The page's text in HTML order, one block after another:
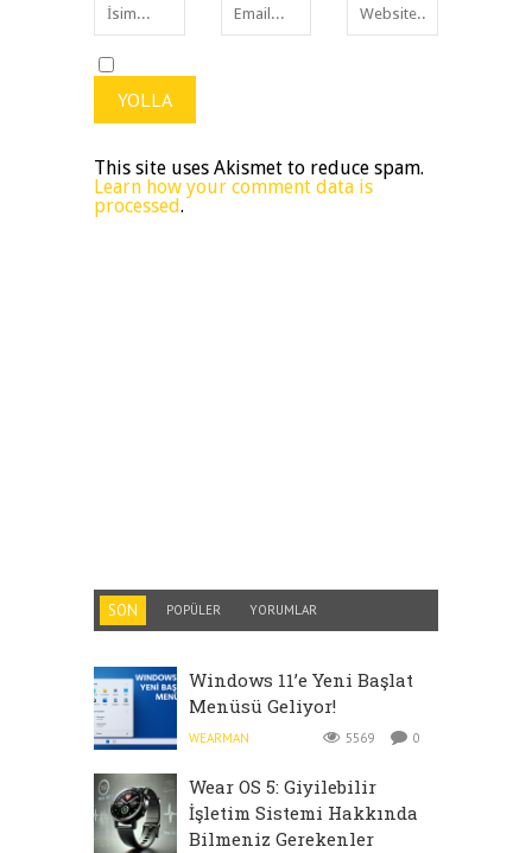
This site uses Akismet to reduce spam.
Learn how your comment data is
processed.
SON POPÜLER YORUMLAR
Windows 11’e Yeni Başlat
Menüsü Geliyor!
WEARMAN 5569 0
Wear OS 5: Giyilebilir
İşletim Sistemi Hakkında
Bilmeniz Gerekenler